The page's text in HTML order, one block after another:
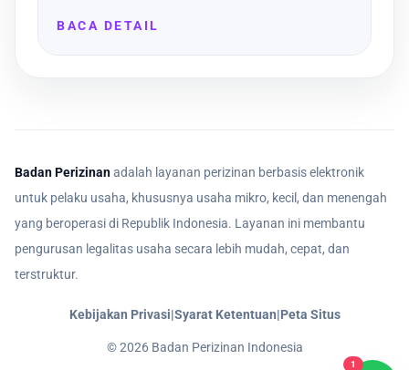
BACA DETAIL
Badan Perizinanadalah layanan perizinan berbasis elektronik
untuk pelaku usaha, khususnya usaha mikro, kecil, dan menengah
yang beroperasi di Republik Indonesia. Layanan ini membantu
pengurusan legalitas usaha secara lebih mudah, cepat, dan
terstruktur.
Kebijakan Privasi|Syarat Ketentuan|Peta Situs
©2026Badan Perizinan Indonesia
1